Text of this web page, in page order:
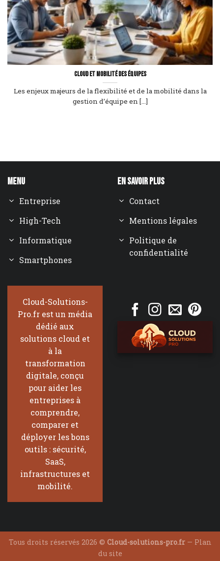
Cloud et mobilité des équipes
Les enjeux majeurs de la flexibilité et de la mobilité dans la
gestion d’équipe en [...]
Menu
Entreprise
High-Tech
Informatique
Smartphones
En savoir plus
Contact
Mentions légales
Politique de
confidentialité
Cloud-Solutions-
Pro.fr est un média
dédié aux
solutions cloud et
à la
transformation
digitale, conçu
pour aider les
entreprises à
comprendre,
comparer et
déployer les bons
outils : sécurité,
SaaS,
infrastructures et
mobilité.
Tous droits réservés 2026 © Cloud-solutions-pro.fr— Plan
du site